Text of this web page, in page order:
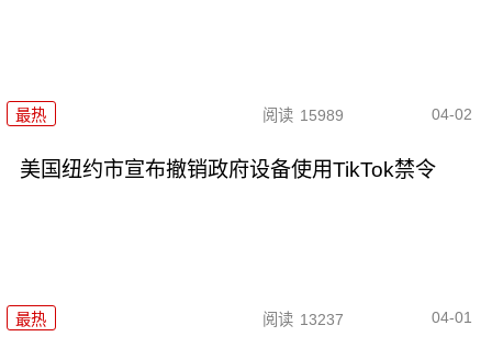
最热 阅读 15989 04-02
美国纽约市宣布撤销政府设备使用TikTok禁令
最热 阅读 13237 04-01